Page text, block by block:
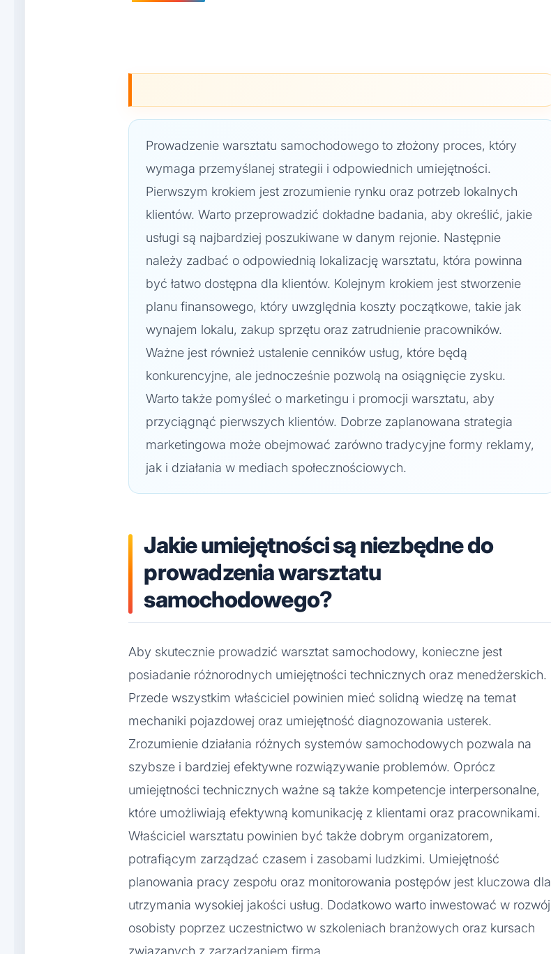
Prowadzenie warsztatu samochodowego to złożony proces, który
wymaga przemyślanej strategii i odpowiednich umiejętności.
Pierwszym krokiem jest zrozumienie rynku oraz potrzeb lokalnych
klientów. Warto przeprowadzić dokładne badania, aby określić, jakie
usługi są najbardziej poszukiwane w danym rejonie. Następnie
należy zadbać o odpowiednią lokalizację warsztatu, która powinna
być łatwo dostępna dla klientów. Kolejnym krokiem jest stworzenie
planu finansowego, który uwzględnia koszty początkowe, takie jak
wynajem lokalu, zakup sprzętu oraz zatrudnienie pracowników.
Ważne jest również ustalenie cenników usług, które będą
konkurencyjne, ale jednocześnie pozwolą na osiągnięcie zysku.
Warto także pomyśleć o marketingu i promocji warsztatu, aby
przyciągnąć pierwszych klientów. Dobrze zaplanowana strategia
marketingowa może obejmować zarówno tradycyjne formy reklamy,
jak i działania w mediach społecznościowych.
Jakie umiejętności są niezbędne do
prowadzenia warsztatu
samochodowego?
Aby skutecznie prowadzić warsztat samochodowy, konieczne jest
posiadanie różnorodnych umiejętności technicznych oraz menedżerskich.
Przede wszystkim właściciel powinien mieć solidną wiedzę na temat
mechaniki pojazdowej oraz umiejętność diagnozowania usterek.
Zrozumienie działania różnych systemów samochodowych pozwala na
szybsze i bardziej efektywne rozwiązywanie problemów. Oprócz
umiejętności technicznych ważne są także kompetencje interpersonalne,
które umożliwiają efektywną komunikację z klientami oraz pracownikami.
Właściciel warsztatu powinien być także dobrym organizatorem,
potrafiącym zarządzać czasem i zasobami ludzkimi. Umiejętność
planowania pracy zespołu oraz monitorowania postępów jest kluczowa dla
utrzymania wysokiej jakości usług. Dodatkowo warto inwestować w rozwój
osobisty poprzez uczestnictwo w szkoleniach branżowych oraz kursach
związanych z zarządzaniem firmą.